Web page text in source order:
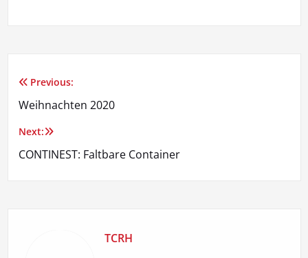
Beitragsnavigation
Previous:
Weihnachten 2020
Next:
CONTINEST: Faltbare Container
TCRH